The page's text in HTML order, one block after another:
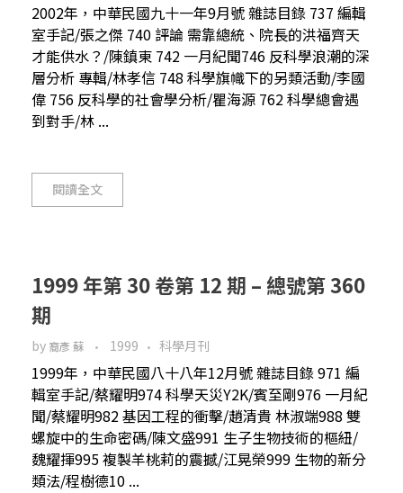
2002年，中華民國九十一年9月號 雜誌目錄 737 編輯
室手記/張之傑 740 評論 需靠總統、院長的洪福齊天
才能供水？/陳鎮東 742 一月紀聞746 反科學浪潮的深
層分析 專輯/林孝信 748 科學旗幟下的另類活動/李國
偉 756 反科學的社會學分析/瞿海源 762 科學總會遇
到對手/林 ...
閱讀全文
1999 年第 30 卷第 12 期 – 總號第 360
期
by 裔彥 蘇 1999 科學月刊
1999年，中華民國八十八年12月號 雜誌目錄 971 編
輯室手記/蔡耀明974 科學天災Y2K/賓至剛976 一月紀
聞/蔡耀明982 基因工程的衝擊/趙清貴 林淑端988 雙
螺旋中的生命密碼/陳文盛991 生子生物技術的樞紐/
魏耀揮995 複製羊桃莉的震撼/江晃榮999 生物的新分
類法/程樹德10 ...